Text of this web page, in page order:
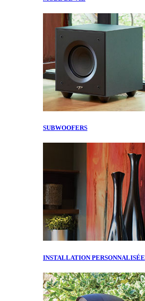
SUBWOOFERS
INSTALLATION PERSONNALISÉE